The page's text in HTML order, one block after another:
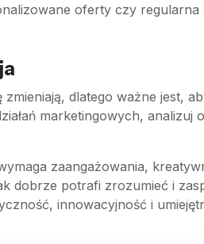
oferty czy
dlatego ważne jest,
marketingowych,
zaangażowania,
dobrze potrafi zrozumieć i
innowacyjność i